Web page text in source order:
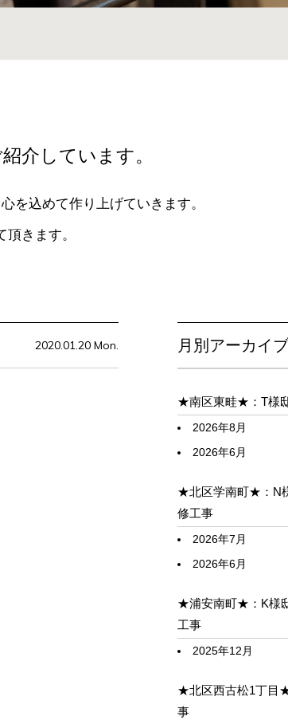
介しています。
を込めて作り上げていきます。
きます。
2020.01.20 Mon. 月別アーカイブ
★南区東畦★：T様
2026年8月
2026年6月
★北区学南町★：N
修工事
2026年7月
2026年6月
★浦安南町★：K様
工事
2025年12月
★北区西古松1丁目
事